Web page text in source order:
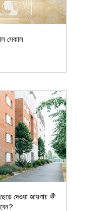
সেকাল
দেওয়া জায়গায় কী